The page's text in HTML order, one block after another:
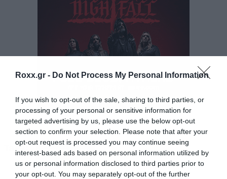
Roxx.gr - Do Not Process My Personal Information
If you wish to opt-out of the sale, sharing to third parties, or
processing of your personal or sensitive information for
targeted advertising by us, please use the below opt-out
section to confirm your selection. Please note that after your
opt-out request is processed you may continue seeing
interest-based ads based on personal information utilized by
us or personal information disclosed to third parties prior to
your opt-out. You may separately opt-out of the further
Η ανακοίνωση του Nicko McBrain
After much consideration, it is with both sorrow
and joy, I announce my decision to take a step
lifestyle. Today, Sat, Dec 7th, Sao Paulo will be
my final gig with Iron Maiden. I wish the band
much success moving forward.
I will, however, remain firmly part of the Iron
Maiden family working on a variety of projects,
Tags: IRON MAIDEN